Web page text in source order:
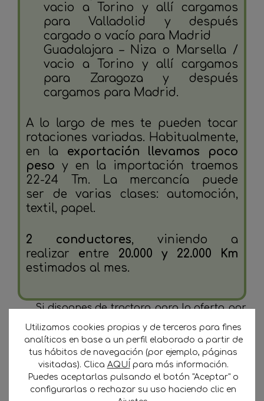
vacio a Torino y allí cargamos
para Valladolid y después
cargado o vacío para Madrid
Guadalajara – Niza o Marsella /
vacio a Torino y allí cargamos
para Zaragoza y después
cargamos para Madrid.
A lo largo de mes te pueden tocar
rotaciones variadas. Habitualmente,
en la exportación llevamos poco
peso y en la importación traemos
22-24 Tm. La mercancía puede
ser de varias clases: automoción,
textil, papel.
2 conductores, viniendo a
realizar entre 20.000 y 22.000 Km
estimados al mes.
Si dispones de tractora para la oferta por
favor rellena el formulario a continuación:
No se ha encontrado ningún campo.
Utilizamos cookies propias y de terceros para fines
analíticos en base a un perfil elaborado a partir de
tus hábitos de navegación (por ejemplo, páginas
visitadas). Clica AQUÍ para más información.
Puedes aceptarlas pulsando el botón "Aceptar" o
configurarlas o rechazar su uso haciendo clic en